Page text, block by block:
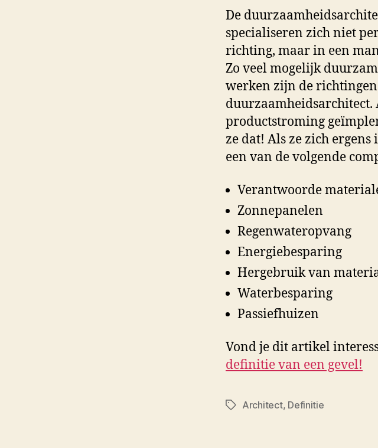
De
specialiseren zich niet
richting, maar in een
Zo veel mogelijk
werken zijn de
duurzaamheidsarchitect.
productstroming
ze dat! Als ze zich
een van de volgende
Verantwoorde
Zonnepanelen
Regenwateropvang
Energiebesparing
Hergebruik van
Waterbesparing
Passiefhuizen
Vond je dit artikel
definitie van een gevel!
TagsArchitect, Definitie